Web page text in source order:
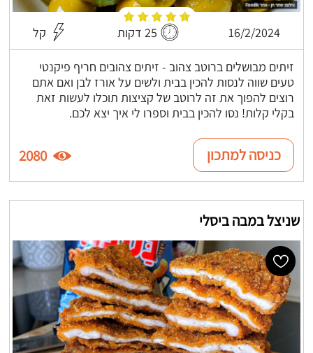
16/2/2024 25 דקות קל
זיתים מבושלים ברוטב צהוב - זיתים צהובים חריף פיקנטי
טעים שווה לנסות להכין בבית ולשים על אורז לבן ואם אתם
רוצים להפוך את זה לרוטב של קציצות תוכלו לעשות זאת
בקלי קלות! נסו להכין בבית וספרו לי איך יצא לכם.
כניסה למתכון 2080
שניצל במבה ביסלי